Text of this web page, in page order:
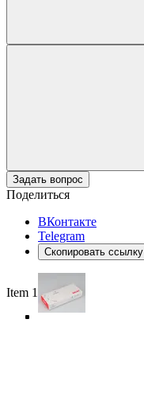
Задать вопрос
Поделиться
ВКонтакте
Telegram
Скопировать ссылку
Item 1 of 5